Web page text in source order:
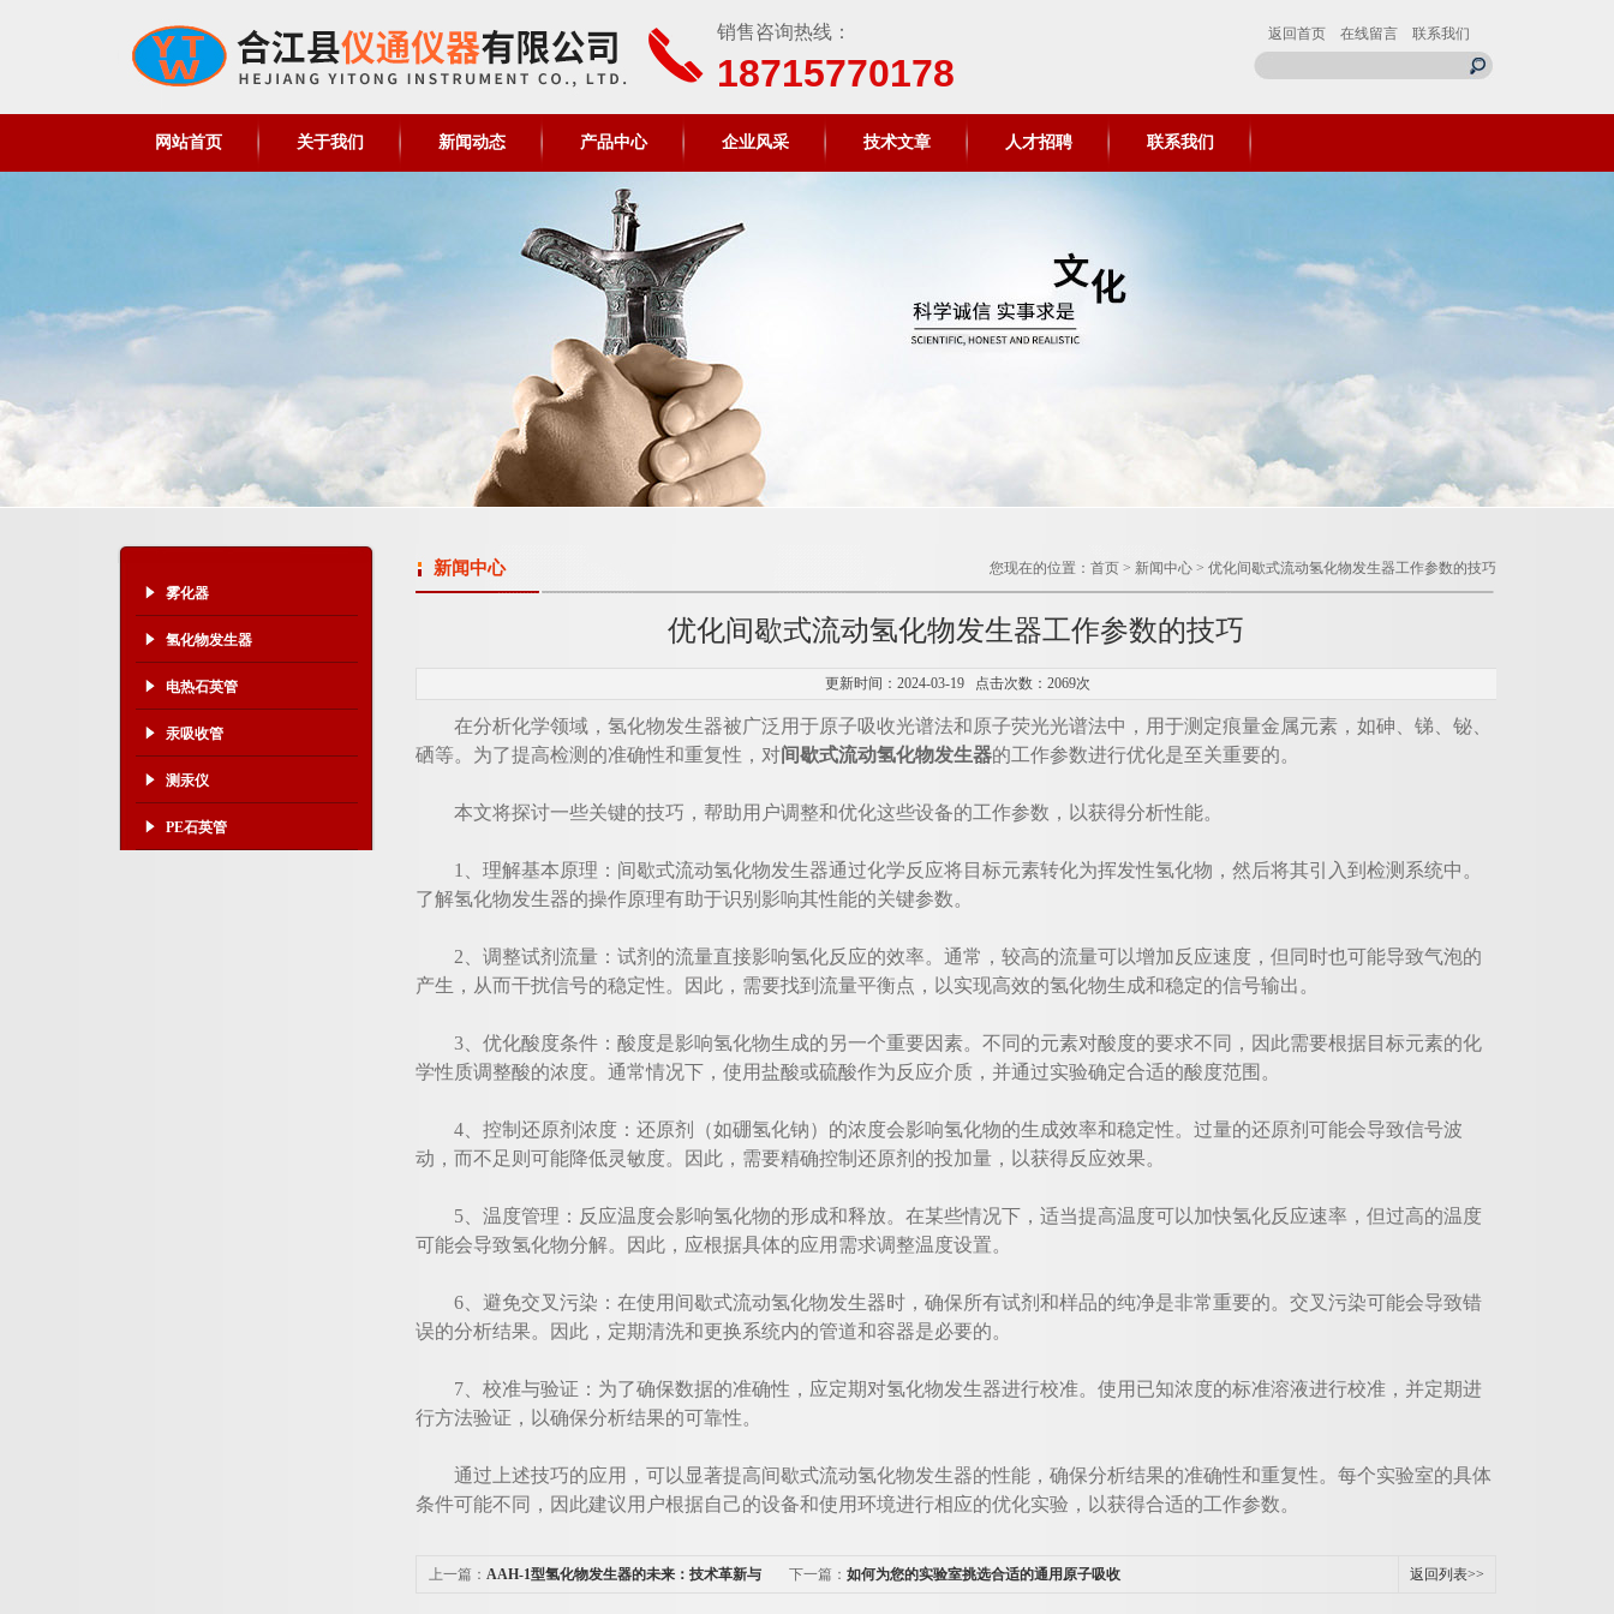
销售咨询热线：
18715770178
返回首页 在线留言 联系我们
网站首页 关于我们 新闻动态 产品中心 企业风采 技术文章 人才招聘 联系我们
雾化器
氢化物发生器
电热石英管
汞吸收管
测汞仪
PE石英管
新闻中心 您现在的位置： 首页 > 新闻中心 > 优化间歇式流动氢化物发生器工作参数的技巧
优化间歇式流动氢化物发生器工作参数的技巧
更新时间：2024-03-19 点击次数：2069次
在分析化学领域，氢化物发生器被广泛用于原子吸收光谱法和原子荧光光谱法中，用于测定痕量金属元素，如砷、锑、铋、
硒等。为了提高检测的准确性和重复性，对间歇式流动氢化物发生器的工作参数进行优化是至关重要的。
本文将探讨一些关键的技巧，帮助用户调整和优化这些设备的工作参数，以获得分析性能。
1、理解基本原理：间歇式流动氢化物发生器通过化学反应将目标元素转化为挥发性氢化物，然后将其引入到检测系统中。
了解氢化物发生器的操作原理有助于识别影响其性能的关键参数。
2、调整试剂流量：试剂的流量直接影响氢化反应的效率。通常，较高的流量可以增加反应速度，但同时也可能导致气泡的
产生，从而干扰信号的稳定性。因此，需要找到流量平衡点，以实现高效的氢化物生成和稳定的信号输出。
3、优化酸度条件：酸度是影响氢化物生成的另一个重要因素。不同的元素对酸度的要求不同，因此需要根据目标元素的化
学性质调整酸的浓度。通常情况下，使用盐酸或硫酸作为反应介质，并通过实验确定合适的酸度范围。
4、控制还原剂浓度：还原剂（如硼氢化钠）的浓度会影响氢化物的生成效率和稳定性。过量的还原剂可能会导致信号波
动，而不足则可能降低灵敏度。因此，需要精确控制还原剂的投加量，以获得反应效果。
5、温度管理：反应温度会影响氢化物的形成和释放。在某些情况下，适当提高温度可以加快氢化反应速率，但过高的温度
可能会导致氢化物分解。因此，应根据具体的应用需求调整温度设置。
6、避免交叉污染：在使用间歇式流动氢化物发生器时，确保所有试剂和样品的纯净是非常重要的。交叉污染可能会导致错
误的分析结果。因此，定期清洗和更换系统内的管道和容器是必要的。
7、校准与验证：为了确保数据的准确性，应定期对氢化物发生器进行校准。使用已知浓度的标准溶液进行校准，并定期进
行方法验证，以确保分析结果的可靠性。
通过上述技巧的应用，可以显著提高间歇式流动氢化物发生器的性能，确保分析结果的准确性和重复性。每个实验室的具体
条件可能不同，因此建议用户根据自己的设备和使用环境进行相应的优化实验，以获得合适的工作参数。
上一篇： AAH-1型氢化物发生器的未来：技术革新与 下一篇： 如何为您的实验室挑选合适的通用原子吸收 返回列表>>